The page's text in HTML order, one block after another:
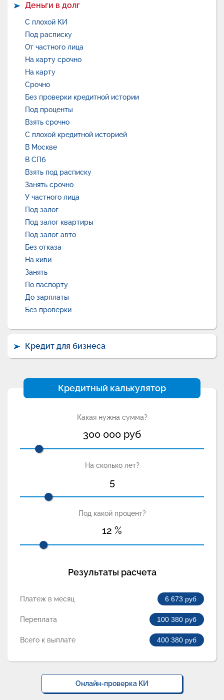
Деньги в долг
С плохой КИ
Под расписку
От частного лица
На карту срочно
На карту
Срочно
Без проверки кредитной истории
Под проценты
Взять срочно
С плохой кредитной историей
В Москве
В СПб
Взять под расписку
Занять срочно
У частного лица
Под залог
Под залог квартиры
Под залог авто
Без отказа
На киви
Занять
По паспорту
До зарплаты
Без проверки
Кредит для бизнеса
Кредитный калькулятор
Какая нужна сумма?
300 000 руб
На сколько лет?
5
Под какой процент?
12 %
Результаты расчета
Платеж в месяц 6 673 руб
Переплата 100 380 руб
Всего к выплате 400 380 руб
Онлайн-проверка КИ